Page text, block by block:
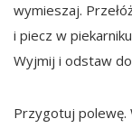
wymieszaj.
i piecz w
Wyjmij i odstaw
Przygotuj polewę.